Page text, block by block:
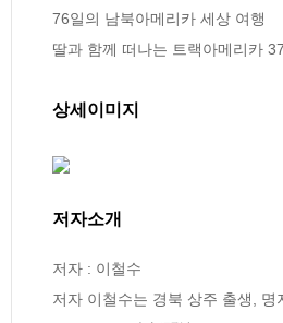
76일의 남북아메리카 세상 여행
딸과 함께 떠나는 트랙아메리카
상세이미지
저자소개
저자 : 이철수
저자 이철수는 경북 상주 출생,